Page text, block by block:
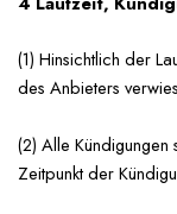
(1) Hinsichtlich der
des Anbieters
(2) Alle
Zeitpunkt der